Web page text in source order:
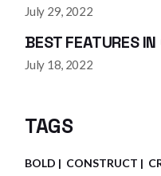
July 29, 2022
BEST FEATURES
July 18, 2022
TAGS
BOLD CONSTRUCT